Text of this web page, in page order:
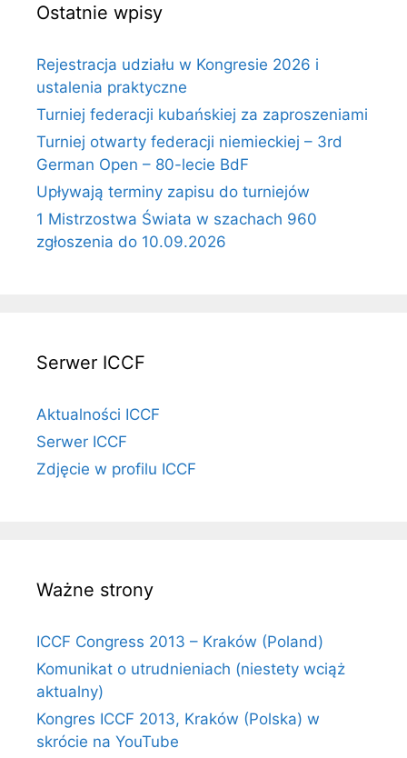
Ostatnie wpisy
Rejestracja udziału w Kongresie 2026 i
ustalenia praktyczne
Turniej federacji kubańskiej za zaproszeniami
Turniej otwarty federacji niemieckiej – 3rd
German Open – 80-lecie BdF
Upływają terminy zapisu do turniejów
1 Mistrzostwa Świata w szachach 960
zgłoszenia do 10.09.2026
Serwer ICCF
Aktualności ICCF
Serwer ICCF
Zdjęcie w profilu ICCF
Ważne strony
ICCF Congress 2013 – Kraków (Poland)
Komunikat o utrudnieniach (niestety wciąż
aktualny)
Kongres ICCF 2013, Kraków (Polska) w
skrócie na YouTube